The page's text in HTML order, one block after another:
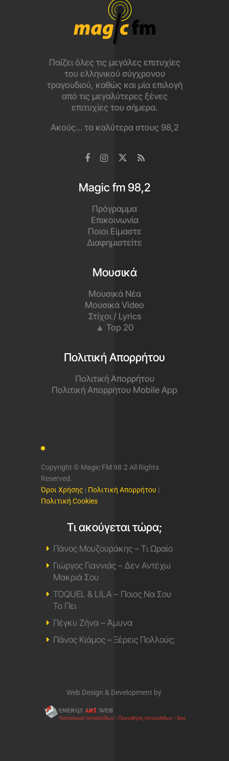
Παίζει όλες τις μεγάλες επιτυχίες
του ελληνικού σύγχρονου
τραγουδιού, καθώς και μία επιλογή
από τις μεγαλύτερες ξένες
επιτυχίες του σήμερα.
Ακούς… τα καλύτερα στους 98,2
Magic fm 98,2
Πρόγραμμα
Επικοινωνία
Ποιοι Είμαστε
Διαφημιστείτε
Μουσικά
Μουσικά Νέα
Μουσικά Video
Στίχοι / Lyrics
▲ Top 20
Πολιτική Απορρήτου
Πολιτική Απορρήτου
Πολιτική Απορρήτου Mobile App
Copyright © Magic FM 98.2 All Rights
Reserved.
Όροι Χρήσης | Πολιτική Απορρήτου |
Πολιτική Cookies
Τι ακούγεται τώρα;
Πάνος Μουζουράκης – Τι Ωραίο
Γιώργος Γιαννιάς – Δεν Αντέχω
Μακριά Σου
TOQUEL & LILA – Ποιος Να Σου
Το Πει
Πέγκυ Ζήνα – Άμυνα
Πάνος Κιάμος – Ξέρεις Πολλούς;
Web Design & Development by